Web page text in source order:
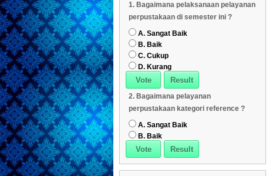
Dipinjam
07 Daftar Koleksi (Klasifikasi/ddc)
1. Bagaimana pelaksanaan pelayanan
perpustakaan di semester ini ?
A. Sangat Baik
B. Baik
C. Cukup
D. Kurang
2. Bagaimana pelayanan
perpustakaan kategori reference ?
A. Sangat Baik
B. Baik